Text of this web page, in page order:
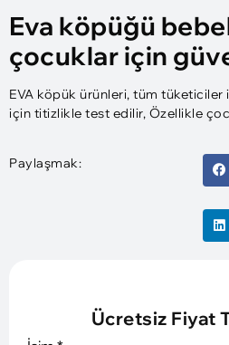
Eva köpüğü
çocuklar için
EVA köpük ürünleri, tüm
için titizlikle test edilir, Özellikle
Paylaşmak:
Ücretsiz Fiyat